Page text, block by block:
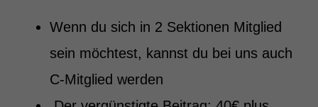
Wenn du sich in 2 Sektionen Mitglied
sein möchtest, kannst du bei uns auch
C-Mitglied werden